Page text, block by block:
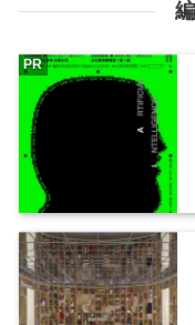
PR